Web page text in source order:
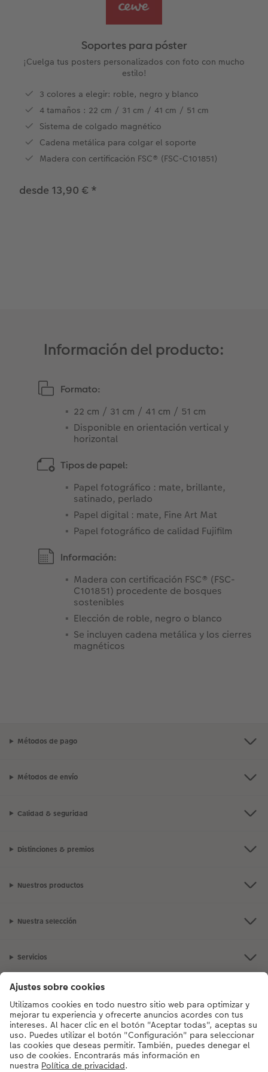
Álbum de fotos cuadrado
Álbum de fotos pequeño
Álbum de fotos con tapas de cuero y lino
Álbum de fotos tapa blanda
Temáticas para álbum de fotos
Fotos retro
Set de fotos
Caja con fotos
Imprimir fotos cerca de mí
Foto en metacrilato
Foto en acriluminio
Cuadro con marco
Collage personalizado
Soportes para póster
Juegos personalizados
Imanes personalizados
Textiles con fotos
Oficina & colegio
Cajas personalizadas
Postales personalizadas
Soportes para póster
¡Cuelga tus posters personalizados con foto con mucho
estilo!
3 colores a elegir: roble, negro y blanco
4 tamaños : 22 cm / 31 cm / 41 cm / 51 cm
Sistema de colgado magnético
Cadena metálica para colgar el soporte
Madera con certificación FSC® (FSC-C101851)
desde 13,90 € *
Información del producto:
Formato:
22 cm / 31 cm / 41 cm / 51 cm ​
Disponible en orientación vertical y
horizontal
Tipos de papel:
Papel fotográfico : mate, brillante,
satinado, perlado
Papel digital : mate, Fine Art Mat
Papel fotográfico de calidad Fujifilm
Información:
Madera con certificación FSC® (FSC-
C101851) procedente de bosques
sostenibles
Elección de roble, negro o blanco
Se incluyen cadena metálica y los cierres
magnéticos
Métodos de pago
Métodos de envío
Calidad & seguridad
Distinciones & premios
Nuestros productos
Nuestra selección
Servicios
CEWE